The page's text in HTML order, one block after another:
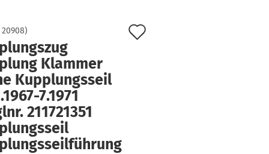
20908)
Klammer
Kupplungsseil
7.1971
211721351